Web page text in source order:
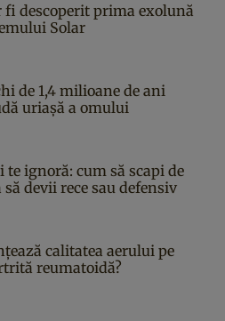
descoperit prima exolună
Solar
de 1,4 milioane de ani
uriașă a omului
te ignoră: cum să scapi de
devii rece sau defensiv
calitatea aerului pe
reumatoidă?